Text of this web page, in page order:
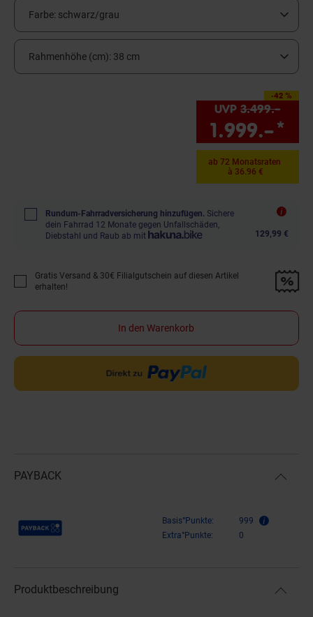
Farbe: schwarz/grau
Rahmenhöhe (cm): 38 cm
-42 %
Sie Sparen 42 Prozent,
UVP3.499.–UVP
1.999.–*
ab 72 Monatsraten
à 36.96 €
Rundum-Fahrradversicherung hinzufügen. Sichere
dein Fahrrad 12 Monate gegen Unfallschäden,
Diebstahl und Raub ab mit
129,99 €
Promotion "Gratis Versand &amp; 30€ Filialgutschein auf diesen Artikel
Gratis Versand & 30€ Filialgutschein auf diesen Artikel
erhalten!
In den Warenkorb
PAYBACK
Payback Punkte Basis°Punkte:
999
Extra°Punkte:
0
Produktbeschreibung